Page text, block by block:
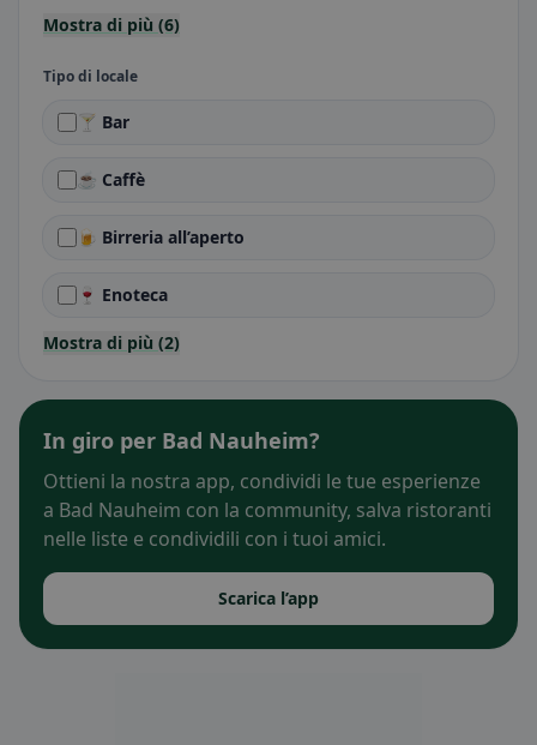
Mostra di più (6)
Tipo di locale
🍸 Bar
☕ Caffè
🍺 Birreria all’aperto
🍷 Enoteca
Mostra di più (2)
In giro per Bad Nauheim?
Ottieni la nostra app, condividi le tue esperienze
a Bad Nauheim con la community, salva ristoranti
nelle liste e condividili con i tuoi amici.
Scarica l’app